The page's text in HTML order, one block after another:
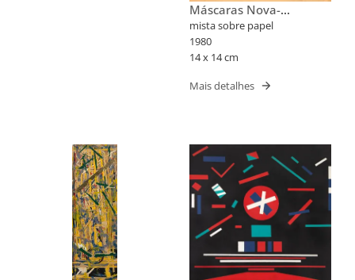
Máscaras Nova-
Iorquinas II
mista sobre papel
1980
14 x 14 cm
Mais detalhes